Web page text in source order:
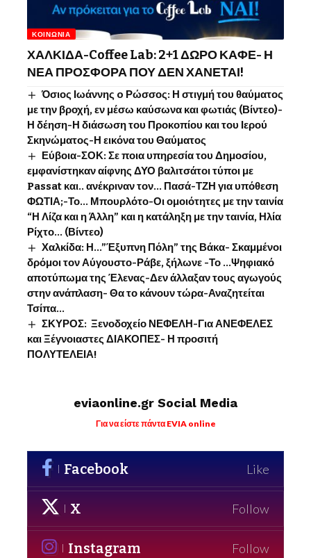
ΚΟΙΝΩΝΊΑ
ΧΑΛΚΙΔΑ-Coffee Lab: 2+1 ΔΩΡΟ ΚΑΦΕ- Η
ΝΕΑ ΠΡΟΣΦΟΡΑ ΠΟΥ ΔΕΝ ΧΑΝΕΤΑΙ!
Όσιος Ιωάννης o Ρώσσος: Η στιγμή του θαύματος
με την βροχή, εν μέσω καύσωνα και φωτιάς (Βίντεο)-
Η δέηση-Η διάσωση του Προκοπίου και του Ιερού
Σκηνώματος-Η εικόνα του Θαύματος
Εύβοια-ΣΟΚ: Σε ποια υπηρεσία του Δημοσίου,
εμφανίστηκαν αίφνης ΔΥΟ βαλιτσάτοι τύποι με
Passat και.. ανέκριναν τον… Πασά-ΤΖΗ για υπόθεση
ΦΩΤΙΑ;-Το… Μπουρλότο-Οι ομοιότητες με την ταινία
“Η Λίζα και η Άλλη” και η κατάληξη με την ταινία, Ηλία
Ρίχτο… (Βίντεο)
Χαλκίδα: Η…”Έξυπνη Πόλη” της Βάκα- Σκαμμένοι
δρόμοι τον Αύγουστο-Ράβε, ξήλωνε -Το …Ψηφιακό
αποτύπωμα της Έλενας-Δεν άλλαξαν τους αγωγούς
στην ανάπλαση- Θα το κάνουν τώρα-Αναζητείται
Τσίπα…
ΣΚΥΡΟΣ: Ξενοδοχείο ΝΕΦΕΛΗ-Για ΑΝΕΦΕΛΕΣ
και Ξέγνοιαστες ΔΙΑΚΟΠΕΣ- Η προσιτή
ΠΟΛΥΤΕΛΕΙΑ!
eviaonline.gr Social Media
Για να είστε πάντα EVIA online
Facebook Like
X Follow
Instagram Follow